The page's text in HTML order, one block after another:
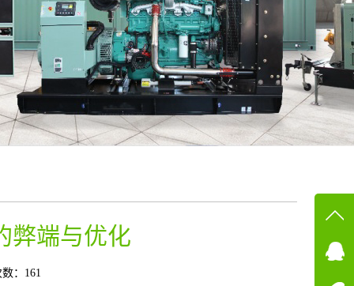
弊端与优化
：161